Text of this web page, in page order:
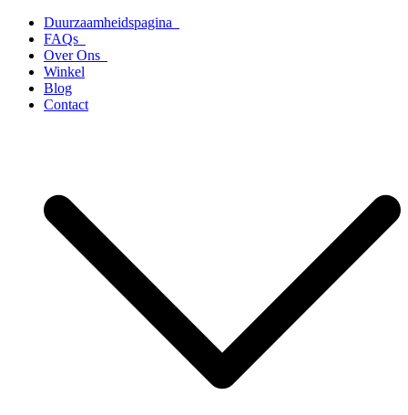
naar
inhoud
Duurzaamheidspagina
FAQs
Over Ons
Winkel
Blog
Contact